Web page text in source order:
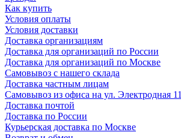
Как купить
Условия оплаты
Условия доставки
Доставка организациям
Доставка для организаций по России
Доставка для организаций по Москве
Самовывоз с нашего склада
Доставка частным лицам
Самовывоз из офиса на ул. Электродная 11
Доставка почтой
Доставка по России
Курьерская доставка по Москве